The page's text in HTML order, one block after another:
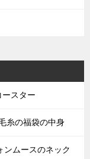
スター
糸の福袋の中身
ムースのネック